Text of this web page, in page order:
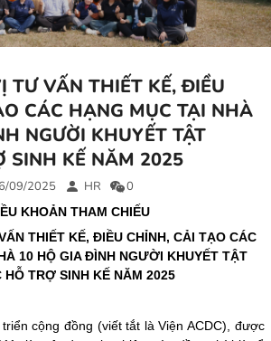
TƯ VẤN THIẾT KẾ, ĐIỀU
CÁC HẠNG MỤC TẠI NHÀ
NGƯỜI KHUYẾT TẬT
SINH KẾ NĂM 2025
09/2025 HR 0
KHOẢN THAM CHIẾU
THIẾT KẾ, ĐIỀU CHỈNH, CẢI TẠO CÁC
10 HỘ GIA ĐÌNH NGƯỜI KHUYẾT TẬT
TRỢ SINH KẾ NĂM 2025
cộng đồng (viết tắt là Viện ACDC), được